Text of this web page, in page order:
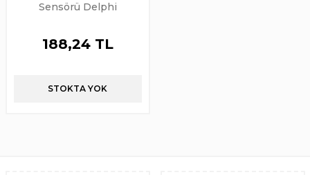
Sensörü Delphi
188,24 TL
STOKTA YOK